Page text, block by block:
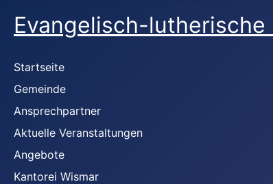
Evangelisch-
Startseite
Gemeinde
Ansprechpartner
Aktuelle Veranstaltungen
Angebote
Kantorei Wismar